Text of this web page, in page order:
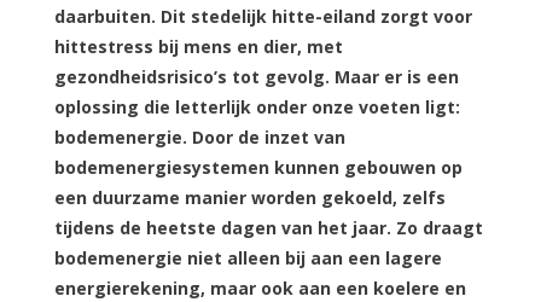
daarbuiten. Dit stedelijk hitte-eiland zorgt voor
hittestress bij mens en dier, met
gezondheidsrisico’s tot gevolg. Maar er is een
oplossing die letterlijk onder onze voeten ligt:
bodemenergie. Door de inzet van
bodemenergiesystemen kunnen gebouwen op
een duurzame manier worden gekoeld, zelfs
tijdens de heetste dagen van het jaar. Zo draagt
bodemenergie niet alleen bij aan een lagere
energierekening, maar ook aan een koelere en